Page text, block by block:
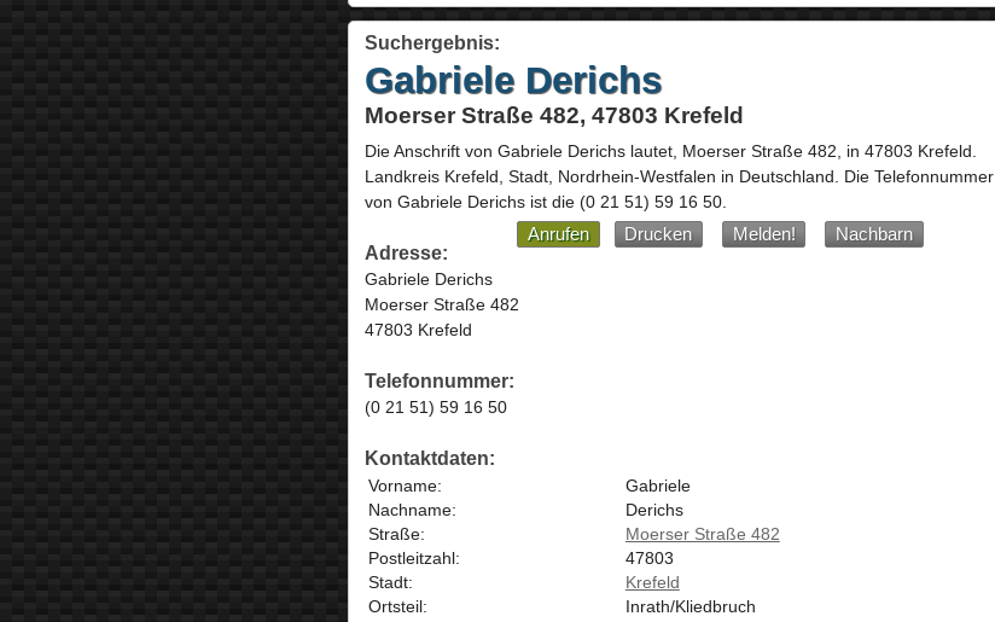
Suchergebnis:
Gabriele Derichs
Moerser Straße 482, 47803 Krefeld
Die Anschrift von Gabriele Derichslautet, Moerser Straße 482 , in 47803 Krefeld
Landkreis Krefeld, Stadt, Nordrhein-Westfalen in Deutschland
Die Telefonnummer
von Gabriele Derichs ist die (0 21 51) 59 16 50.
Anrufen Drucken Melden!
Nachbarn
Adresse:
Gabriele Derichs
Moerser Straße 482
47803 Krefeld
Telefonnummer:
(0 21 51) 59 16 50
Kontaktdaten:
Vorname:
Gabriele
Nachname:
Derichs
Straße:
Moerser Straße 482
Postleitzahl:
47803
Stadt:
Krefeld
Ortsteil:
Inrath/Kliedbruch